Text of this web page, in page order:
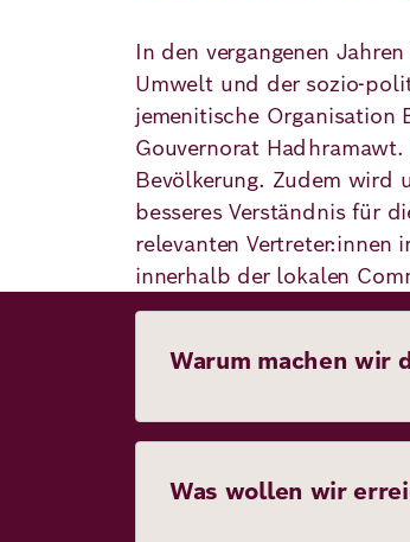
Karriere
Presse
Publikationen
und
Frieden
In den vergangenen
Umwelt und der sozio-
jemenitische Organisation
Gouvernorat
Bevölkerung. Zudem wird
besseres Verständnis für
relevanten Vertreter:innen
innerhalb der lokalen
Warum machen wir
Was wollen wir